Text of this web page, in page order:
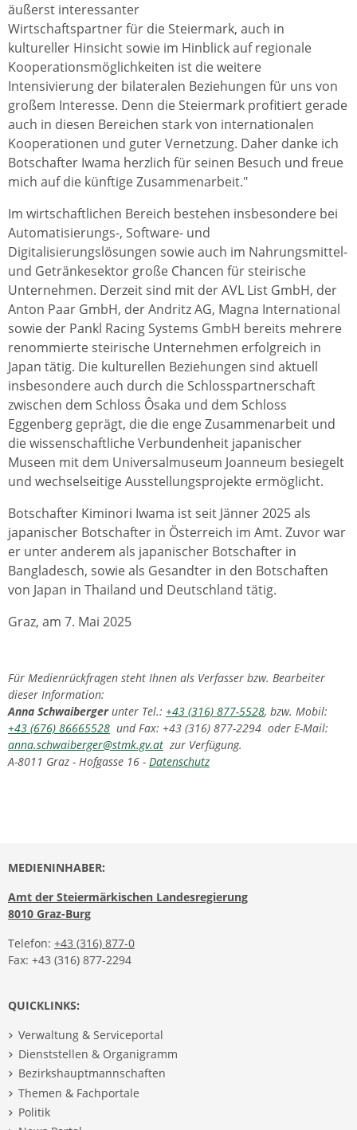
äußerst interessanter
Wirtschaftspartner für die Steiermark, auch in
kultureller Hinsicht sowie im Hinblick auf regionale
Kooperationsmöglichkeiten ist die weitere
Intensivierung der bilateralen Beziehungen für uns von
großem Interesse. Denn die Steiermark profitiert gerade
auch in diesen Bereichen stark von internationalen
Kooperationen und guter Vernetzung. Daher danke ich
Botschafter Iwama herzlich für seinen Besuch und freue
mich auf die künftige Zusammenarbeit.″
Im wirtschaftlichen Bereich bestehen insbesondere bei
Automatisierungs-, Software- und
Digitalisierungslösungen sowie auch im Nahrungsmittel-
und Getränkesektor große Chancen für steirische
Unternehmen. Derzeit sind mit der AVL List GmbH, der
Anton Paar GmbH, der Andritz AG, Magna International
sowie der Pankl Racing Systems GmbH bereits mehrere
renommierte steirische Unternehmen erfolgreich in
Japan tätig. Die kulturellen Beziehungen sind aktuell
insbesondere auch durch die Schlosspartnerschaft
zwischen dem Schloss Ôsaka und dem Schloss
Eggenberg geprägt, die die enge Zusammenarbeit und
die wissenschaftliche Verbundenheit japanischer
Museen mit dem Universalmuseum Joanneum besiegelt
und wechselseitige Ausstellungsprojekte ermöglicht.
Botschafter Kiminori Iwama ist seit Jänner 2025 als
japanischer Botschafter in Österreich im Amt. Zuvor war
er unter anderem als japanischer Botschafter in
Bangladesch, sowie als Gesandter in den Botschaften
von Japan in Thailand und Deutschland tätig.
Graz, am 7. Mai 2025
Für Medienrückfragen steht Ihnen als Verfasser bzw. Bearbeiter
dieser Information:
Anna Schwaibergerunter Tel.: +43 (316) 877-5528, bzw. Mobil:
+43 (676) 86665528 und Fax: +43 (316) 877-2294 oder E-Mail:
anna.schwaiberger@stmk.gv.at zur Verfügung.
A-8011 Graz - Hofgasse 16 - Datenschutz
MEDIENINHABER:
Amt der Steiermärkischen Landesregierung
8010 Graz-Burg
Telefon: +43 (316) 877-0
Fax: +43 (316) 877-2294
QUICKLINKS:
Verwaltung & Serviceportal
Dienststellen & Organigramm
Bezirkshauptmannschaften
Themen & Fachportale
Politik